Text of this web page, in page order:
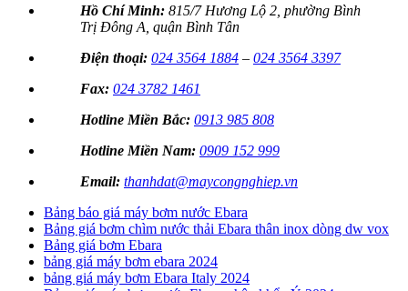
Hồ Chí Minh: 815/7 Hương Lộ 2, phường Bình
Trị Đông A, quận Bình Tân
Điện thoại: 024 3564 1884 – 024 3564 3397
Fax: 024 3782 1461
Hotline Miền Bắc: 0913 985 808
Hotline Miền Nam: 0909 152 999
Email: thanhdat@maycongnghiep.vn
Bảng báo giá máy bơm nước Ebara
Bảng giá bơm chìm nước thải Ebara thân inox dòng dw vox
Bảng giá bơm Ebara
bảng giá máy bơm ebara 2024
bảng giá máy bơm Ebara Italy 2024